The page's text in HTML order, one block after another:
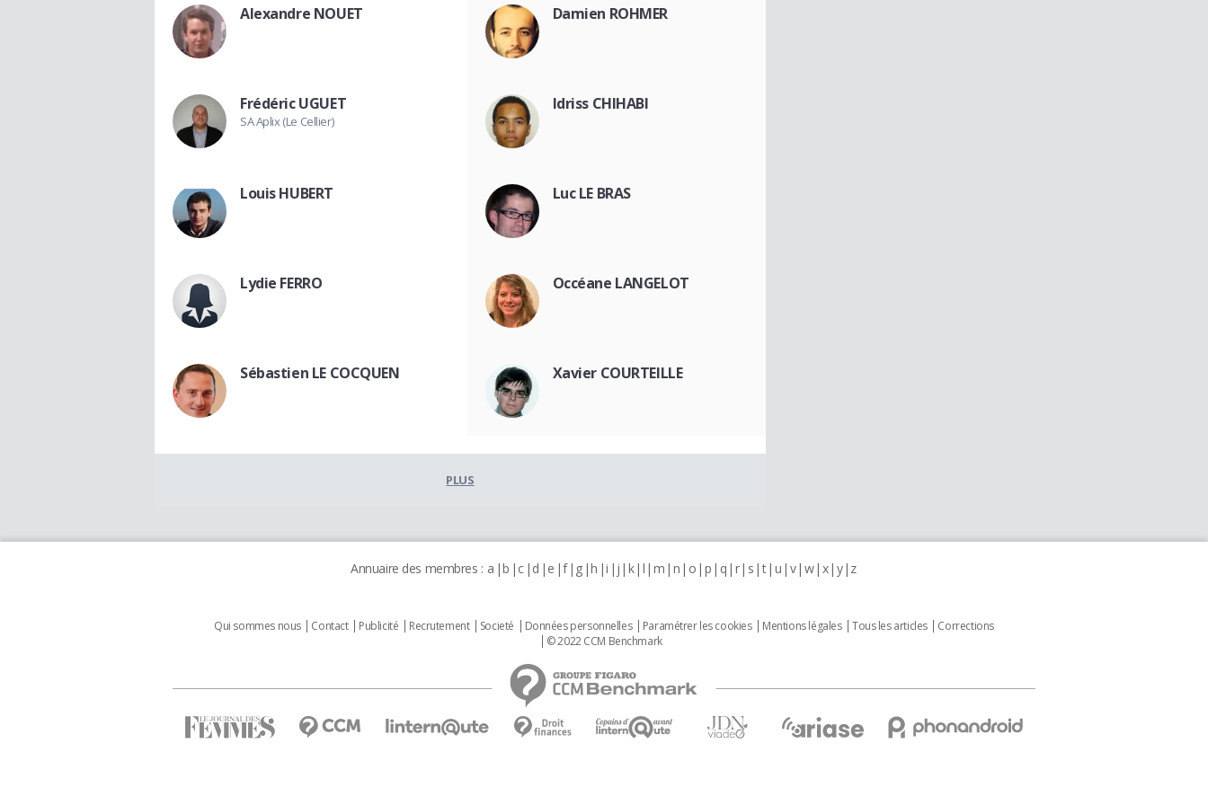
Alexandre NOUET Damien ROHMER
Frédéric UGUET
SA Aplix (Le Cellier)
Idriss CHIHABI
Louis HUBERT Luc LE BRAS
Lydie FERRO Occéane LANGELOT
Sébastien LE COCQUEN Xavier COURTEILLE
PLUS
Annuaire des membres : a b c d e f g h i j k l m n o p q r s t u v w x y z
Qui sommes nous Contact Publicité Recrutement Societé Données personnelles Paramétrer les cookies Mentions légales Tous les articles
Corrections
© 2022 CCM Benchmark